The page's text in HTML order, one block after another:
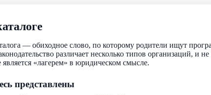
— обиходное слово, по которому родители ищут
различает несколько типов организаций, и
«лагерем» в юридическом смысле.
представлены